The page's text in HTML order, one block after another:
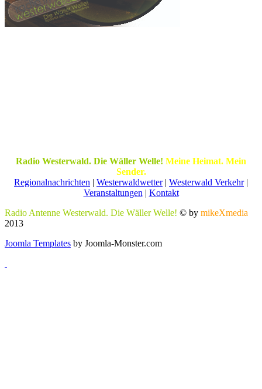
Radio Westerwald. Die Wäller Welle! Meine Heimat. Mein
Sender.
Regionalnachrichten | Westerwaldwetter| Westerwald Verkehr|
Veranstaltungen | Kontakt
Radio Antenne Westerwald. Die Wäller Welle! © by mikeXmedia
2013
Joomla Templates by Joomla-Monster.com